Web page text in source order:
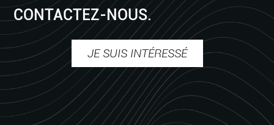
CONTACTEZ-NOUS.
JE SUIS INTÉRESSÉ